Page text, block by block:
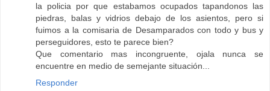
la policia por que estabamos ocupados tapandonos las
piedras, balas y vidrios debajo de los asientos, pero si
fuimos a la comisaria de Desamparados con todo y bus y
perseguidores, esto te parece bien?
Que comentario mas incongruente, ojala nunca se
encuentre en medio de semejante situación...
Responder